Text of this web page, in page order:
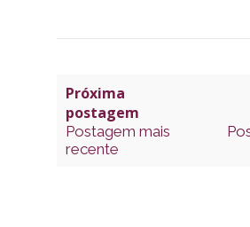
Próxima
postagem
Postagem mais
recente